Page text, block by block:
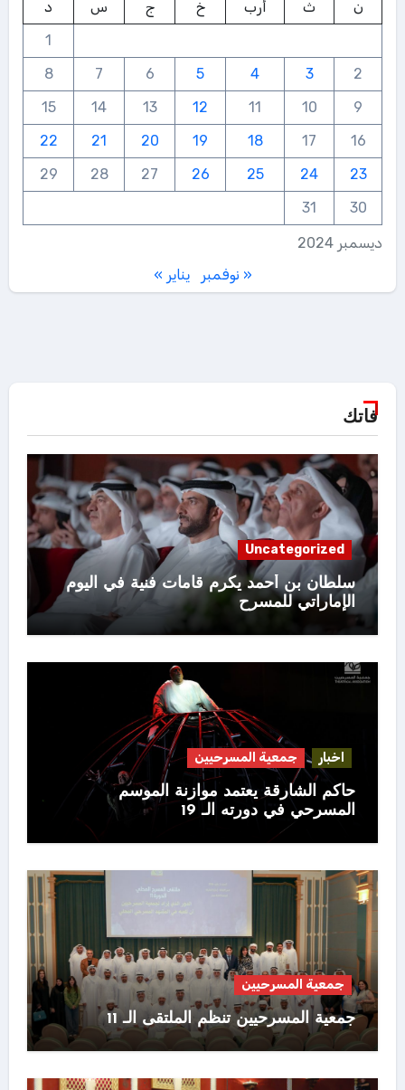
ديسمبر 2024
ن ث أرب خ ج س
د
1
2
3
4
5
6
7
8
9
10
11
12
13
14
15
16
17
18
19
20
21
22
23
24
25
26
27
28
29
30
31
« نوفمبر يناير »
فاتك
Uncategorized
سلطان بن أحمد يكرم قامات فنية في اليوم
الإماراتي للمسرح
اخبار جمعية المسرحيين
حاكم الشارقة يعتمد موازنة الموسم
المسرحي في دورته الـ 19
جمعية المسرحيين
جمعية المسرحيين تنظم الملتقى الـ 11